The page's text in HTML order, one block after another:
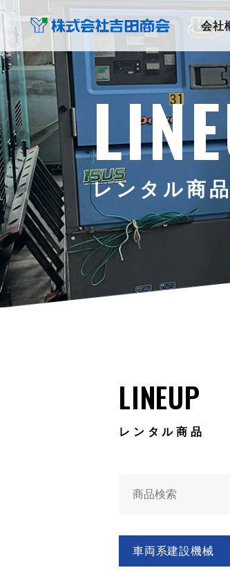
会社
レンタル商品
LINEUP
レンタル商品
車両系建設機械